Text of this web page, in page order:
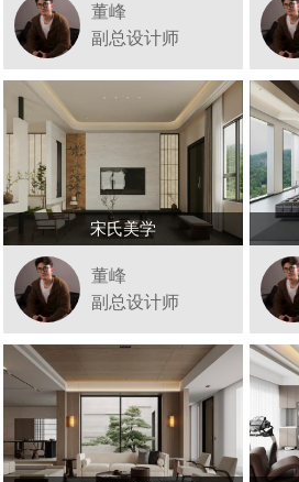
董峰
副总设计师
宋氏美学
董峰
副总设计师